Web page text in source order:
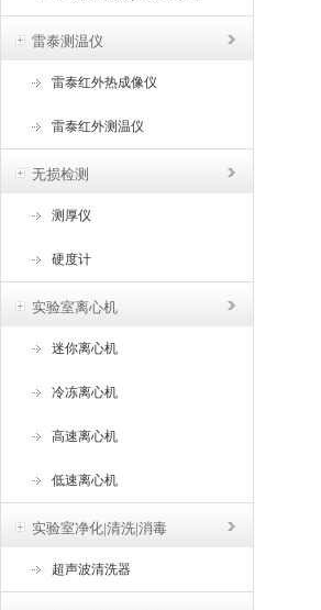
雷泰测温仪
雷泰红外热成像仪
雷泰红外测温仪
无损检测
测厚仪
硬度计
实验室离心机
迷你离心机
冷冻离心机
高速离心机
低速离心机
实验室净化|清洗|消毒
超声波清洗器